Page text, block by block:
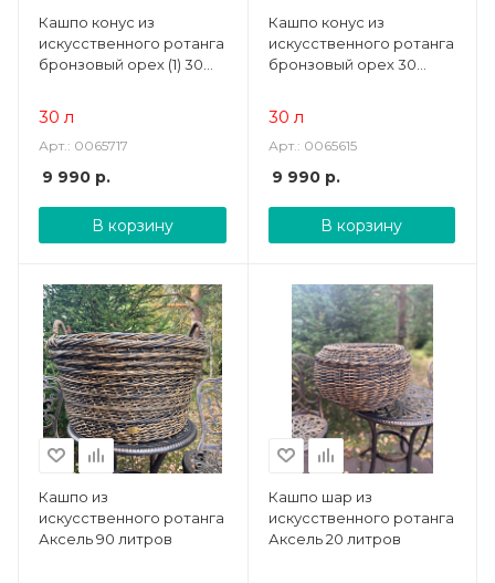
Кашпо конус из
искусственного ротанга
бронзовый орех (1) 30
30 л
Арт.: 0065717
9 990 р.
В корзину
Кашпо конус из
искусственного ротанга
бронзовый орех 30
30 л
Арт.: 0065615
9 990р.
В корзину
Кашпо из
искусственного ротанга
Аксель 90 литров
Кашпо шар из
искусственного ротанга
Аксель 20 литров